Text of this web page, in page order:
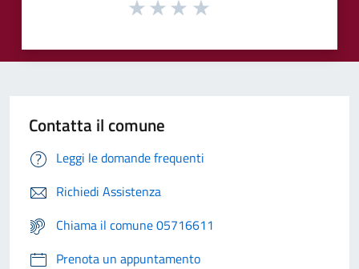
Contatta il comune
Leggi le domande frequenti
Richiedi Assistenza
Chiama il comune 05716611
Prenota un appuntamento